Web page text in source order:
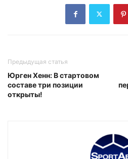
Предыдущая статья
Юрген Хенн: В стартовом
составе три позиции
открыты!